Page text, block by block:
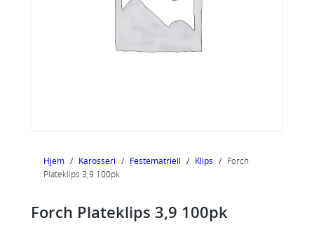
Hjem / Karosseri / Festematriell / Klips / Forch
Plateklips 3,9 100pk
Forch Plateklips 3,9 100pk